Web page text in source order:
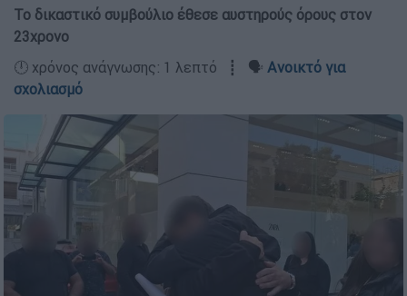
Το δικαστικό συμβούλιο έθεσε αυστηρούς όρους στον
23χρονο
🕛 χρόνος ανάγνωσης: 1 λεπτό ┋ 🗣️ Ανοικτό για
σχολιασμό